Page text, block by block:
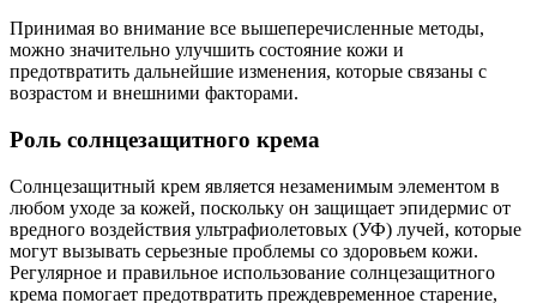
Принимая во внимание все вышеперечисленные методы,
можно значительно улучшить состояние кожи и
предотвратить дальнейшие изменения, которые связаны с
возрастом и внешними факторами.
Роль солнцезащитного крема
Солнцезащитный крем является незаменимым элементом в
любом уходе за кожей, поскольку он защищает эпидермис от
вредного воздействия ультрафиолетовых (УФ) лучей, которые
могут вызывать серьезные проблемы со здоровьем кожи.
Регулярное и правильное использование солнцезащитного
крема помогает предотвратить преждевременное старение,